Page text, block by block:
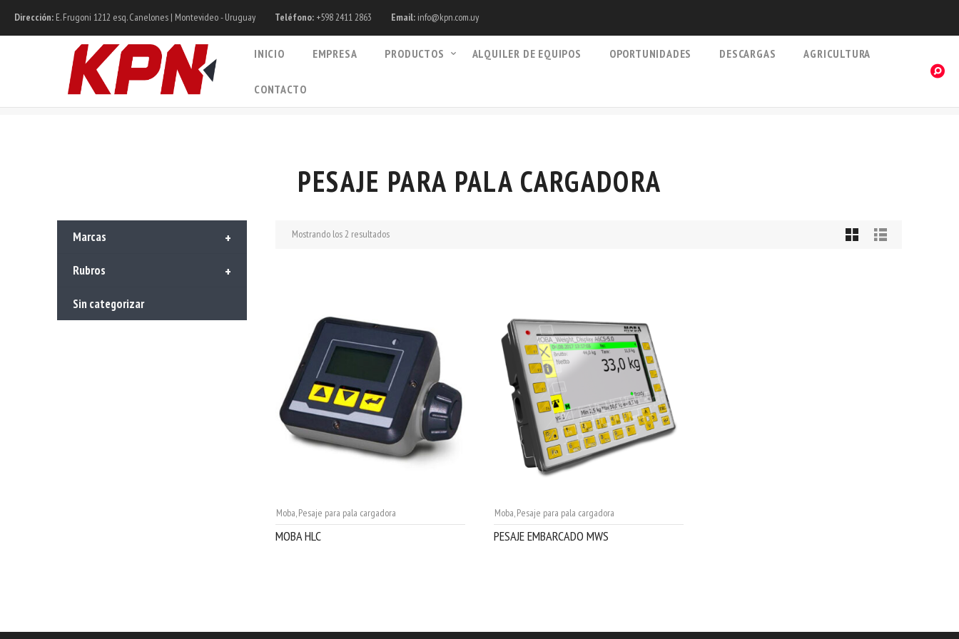
Dirección: E. Frugoni 1212 esq. Canelones | Montevideo - Uruguay Teléfono: +598 2411 2863 Email: info@kpn.com.uy
INICIO EMPRESA PRODUCTOS ALQUILER DE EQUIPOS OPORTUNIDADES DESCARGAS AGRICULTURA
CONTACTO
PESAJE PARA PALA CARGADORA
Mostrando los 2 resultados
Moba,Pesaje para pala cargadora
MOBA HLC
Moba,Pesaje para pala cargadora
PESAJE EMBARCADO MWS
+
Marcas
+
Rubros
Sin categorizar